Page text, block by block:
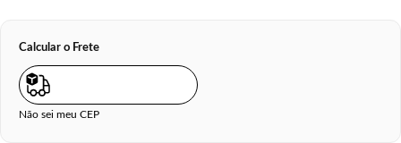
Calcular o Frete
Não sei meu CEP